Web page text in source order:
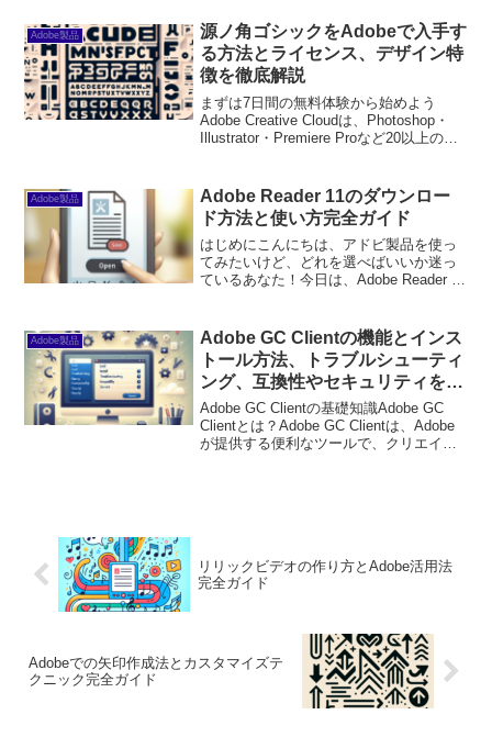
→※...
Adobe製品
源ノ角ゴシックをAdobeで入手す
る方法とライセンス、デザイン特
徴を徹底解説
まずは7日間の無料体験から始めよう
Adobe Creative Cloudは、Photoshop・
Illustrator・Premiere Proなど20以上のア
→※...
Adobe製品
Adobe Reader 11のダウンロー
ド方法と使い方完全ガイド
はじめにこんにちは、アドビ製品を使っ
てみたいけど、どれを選べばいいか迷っ
ているあなた！今日は、Adobe Reader 11
フトは、初心者でも安心して使えるツー
ルです...
Adobe製品
Adobe GC Clientの機能とインス
トール方法、トラブルシューティ
ング、互換性やセキュリティを徹
底解説
Adobe GC Clientの基礎知識Adobe GC
Clientとは？Adobe GC Clientは、Adobe
が提供する便利なツールで、クリエイテ
リリックビデオの作り方とAdobe活用法
完全ガイド
Adobeでの矢印作成法とカスタマイズテ
クニック完全ガイド